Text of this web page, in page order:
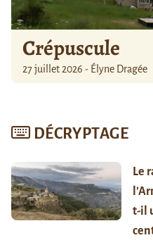
Crépuscule
27 juillet 2026 - Élyne Dragée
DÉCRYPTAGE
Le
t-il